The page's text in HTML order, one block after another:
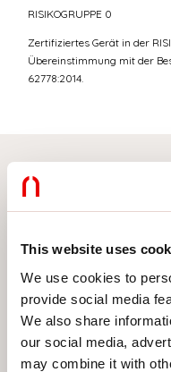
This website uses
We use cookies to
provide social media
We also share
our social media,
may combine it with
RISIKOGRUPPE 0
Zertifiziertes Gerät in der
Übereinstimmung mit der
62778:2014.
Wählen
MONTAGEART
DECKENMONTAGE
IM GIPSKARTON